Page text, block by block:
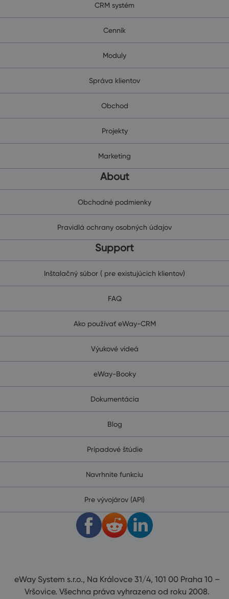
CRM systém
Cenník
Moduly
Správa klientov
Obchod
Projekty
Marketing
About
Obchodné podmienky
Pravidlá ochrany osobných údajov
Support
Inštalačný súbor ( pre existujúcich klientov)
FAQ
Ako používať eWay-CRM
Výukové videá
eWay-Booky
Dokumentácia
Blog
Prípadové štúdie
Navrhnite funkciu
Pre vývojárov (API)
eWay System s.r.o., Na Královce 31/4, 101 00 Praha 10 –
Vršovice. Všechna práva vyhrazena od roku 2008.